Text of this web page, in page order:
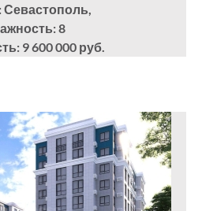
Севастополь,
8
9 600 000 руб.